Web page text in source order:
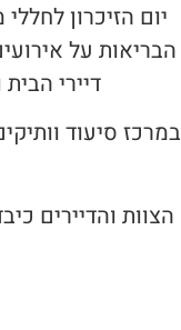
יום הזיכרון
הבריאות על
דיירי
במרכז סיעוד
הצוות והדיירים